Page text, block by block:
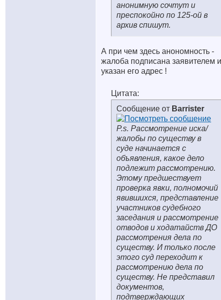
анонимную сочтут и
преспокойно по 125-ой в
архив спишут.
А при чем здесь анономность -
жалоба подписана заявителем и
указан его адрес !
Цитата:
Сообщение от Barrister
P.s. Рассмотрение иска/
жалобы по существу в
суде начинается с
объявления, какое дело
подлежит рассмотрению.
Этому предшествует
проверка явки, полномочий
явившихся, представление
участников судебного
заседания и рассмотрение
отводов и ходатайств ДО
рассмотрения дела по
существу. И только после
этого суд переходит к
рассмотрению дела по
существу. Не представил
документов,
подтверждающих